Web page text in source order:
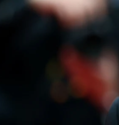
16 de agosto de
Quentin Tarantino